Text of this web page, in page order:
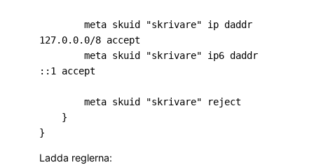
127.0.0.0/8 accept
::1 accept
Ladda reglerna: